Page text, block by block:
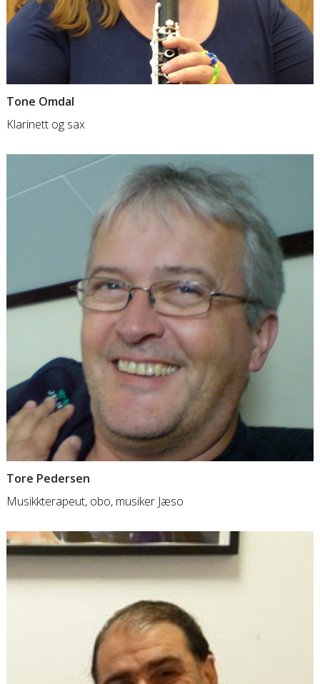
Tone Omdal
Klarinett og sax
Tore Pedersen
Musikkterapeut, obo, musiker Jæso